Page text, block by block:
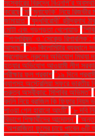
সংস্কারের বিরুদ্ধে বিএনপি’র
করেছে ‘মা ‘মুনাফেকি’ নিয়ে
জামায়াত" ‘যুদ্ধবিরোধী’ রবীন্দ্রনাথ
মোটা এবং গড়পড়তা খেলোয়াড়’
"‘গণপরিষদ’ ও ‘সেকেন্ড
আসছে" "১০ কিলোমিটার ব্যবধানে
প্রলোভন: নুরুলের অভিযোগ মিথ্যা
হত্যার অভিযোগ আওয়ামী লীগ
পরীক্ষার ফল প্রকাশ "১৯ দিনে
ব্যাগসহ অস্ট্রেলিয়া সফরে ভারতীয়
গুরুত্ব অস্বীকার: সিপিবির অভিমত"
বদলি নিয়ে ব্রাজিল কি ফিফার নিয়ম
পাওয়া গেল হারানো আংটি" "৮ দবি
বিভাগে শিক্ষার্থীদের আন্দোলন"
"অপরাজিতা ফুলের চায়ে পাবেন ৬টি